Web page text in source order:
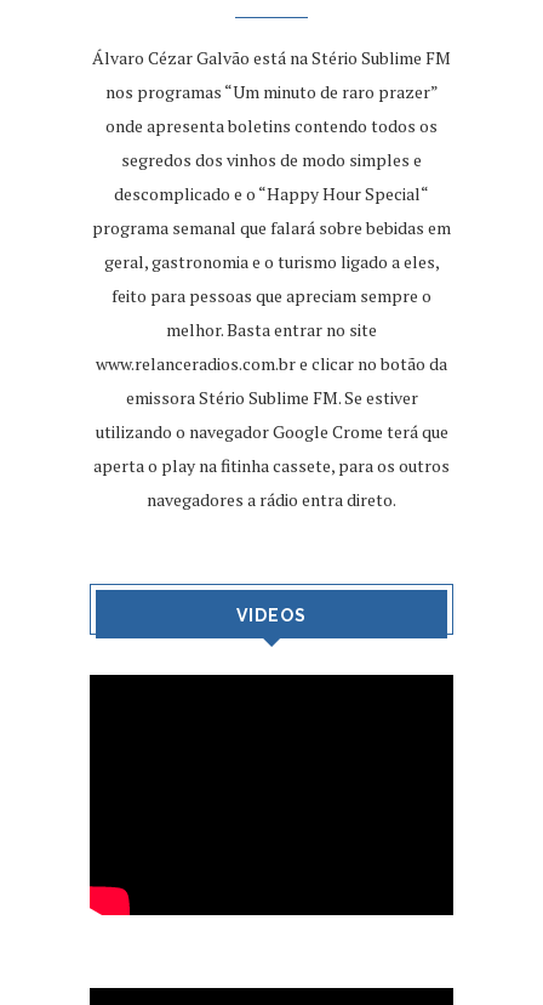
Álvaro Cézar Galvão está na Stério Sublime FM
nos programas “Um minuto de raro prazer”
onde apresenta boletins contendo todos os
segredos dos vinhos de modo simples e
descomplicado e o “Happy Hour Special“
programa semanal que falará sobre bebidas em
geral, gastronomia e o turismo ligado a eles,
feito para pessoas que apreciam sempre o
melhor. Basta entrar no site
www.relanceradios.com.bre clicar no botão da
emissora Stério Sublime FM. Se estiver
utilizando o navegador Google Crome terá que
aperta o play na fitinha cassete, para os outros
navegadores a rádio entra direto.
VIDEOS